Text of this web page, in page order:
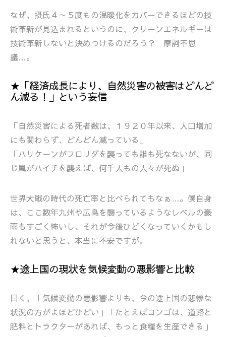
なぜ、摂氏４～５度もの温暖化をカバーできるほどの技
術革新が見込まれるというのに、クリーンエネルギーは
技術革新しないと決めつけるのだろう？ 摩訶不思
議…。
★「経済成長により、自然災害の被害はどんど
ん減る！」という妄信
「自然災害による死者数は、１９２０年以来、人口増加
にも関わらず、どんどん減っている」
「ハリケーンがフロリダを襲っても誰も死なないが、同
じ嵐がハイチを襲えば、何千人もの人々が死ぬ」
世界大戦の時代の死亡率と比べられてもなぁ…。僕自身
は、ここ数年九州や広島を襲っているようなレベルの豪
雨もすごく怖いし、それが今後ひどくなっていくかもし
れないと思うと、本当に不安ですが。
★途上国の現状を気候変動の悪影響と比較
曰く、「気候変動の悪影響よりも、今の途上国の悲惨な
状況の方がよほどひどい」「たとえばコンゴは、道路と
肥料とトラクターがあれば、もっと食糧を生産できる」